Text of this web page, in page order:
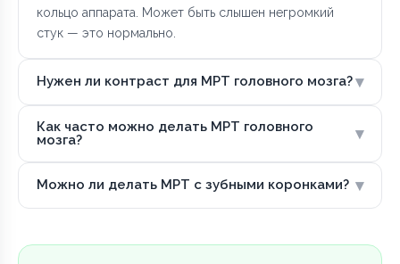
кольцо аппарата. Может быть слышен негромкий
стук — это нормально.
Нужен ли контраст для МРТ головного мозга?▾
Как часто можно делать МРТ головного
мозга?
▾
Можно ли делать МРТ с зубными коронками? ▾